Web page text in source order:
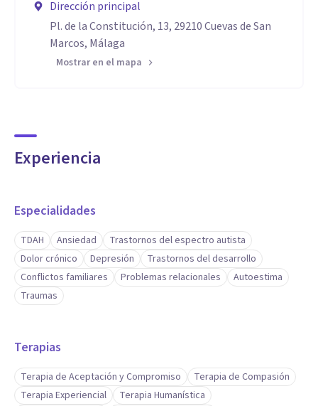
Dirección principal
Pl. de la Constitución, 13, 29210 Cuevas de San
Marcos, Málaga
Mostrar en el mapa
Experiencia
Especialidades
TDAH Ansiedad
Trastornos del espectro autista
Dolor crónico
Depresión
Trastornos del desarrollo
Conflictos familiares
Problemas relacionales
Autoestima
Traumas
Terapias
Terapia de Aceptación y Compromiso
Terapia de Compasión
Terapia Experiencial
Terapia Humanística